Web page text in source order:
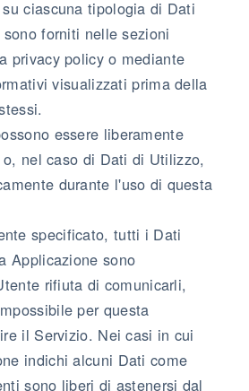
ciascuna tipologia di Dati
forniti nelle sezioni
privacy policy o mediante
visualizzati prima della
essere liberamente
nel caso di Dati di Utilizzo,
durante l'uso di questa
specificato, tutti i Dati
Applicazione sono
rifiuta di comunicarli,
per questa
il Servizio. Nei casi in cui
indichi alcuni Dati come
sono liberi di astenersi dal